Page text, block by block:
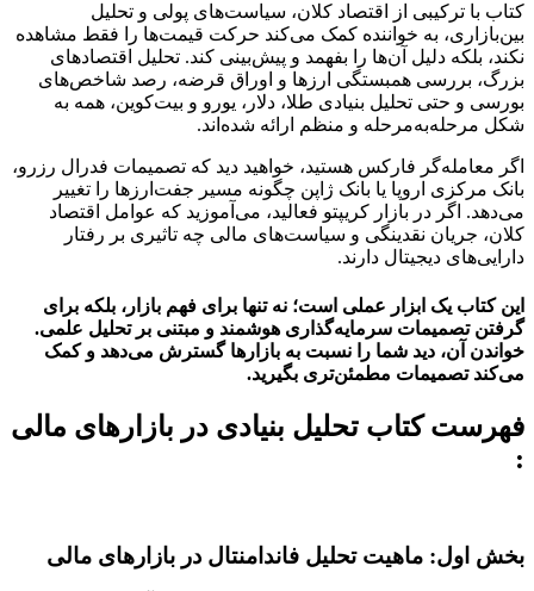
کتاب با ترکیبی از اقتصاد کلان، سیاست‌های پولی و تحلیل
بین‌بازاری، به خواننده کمک می‌کند حرکت قیمت‌ها را فقط مشاهده
نکند، بلکه دلیل آن‌ها را بفهمد و پیش‌بینی کند. تحلیل اقتصادهای
بزرگ، بررسی همبستگی ارزها و اوراق قرضه، رصد شاخص‌های
بورسی و حتی تحلیل بنیادی طلا، دلار، یورو و بیت‌کوین، همه به
شکل مرحله‌به‌مرحله و منظم ارائه شده‌اند.
اگر معامله‌گر فارکس هستید، خواهید دید که تصمیمات فدرال رزرو،
بانک مرکزی اروپا یا بانک ژاپن چگونه مسیر جفت‌ارزها را تغییر
می‌دهد. اگر در بازار کریپتو فعالید، می‌آموزید که عوامل اقتصاد
کلان، جریان نقدینگی و سیاست‌های مالی چه تاثیری بر رفتار
دارایی‌های دیجیتال دارند.
این کتاب یک ابزار عملی است؛ نه تنها برای فهم بازار، بلکه برای
گرفتن تصمیمات سرمایه‌گذاری هوشمند و مبتنی بر تحلیل علمی.
خواندن آن، دید شما را نسبت به بازارها گسترش می‌دهد و کمک
می‌کند تصمیمات مطمئن‌تری بگیرید.
فهرست کتاب تحلیل بنیادی در بازارهای مالی
:
بخش اول: ماهیت تحلیل فاندامنتال در بازارهای مالی